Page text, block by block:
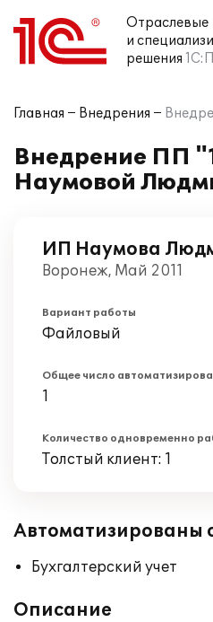
Отраслевые
и
решения
Главная Внедрения
Внедрение ПП
Наумовой
ИП Наумова
Воронеж, Май 2011
Вариант работы
Файловый
Общее число
1
Количество одновременно
Толстый клиент: 1
Автоматизированы
Бухгалтерский учет
Описание